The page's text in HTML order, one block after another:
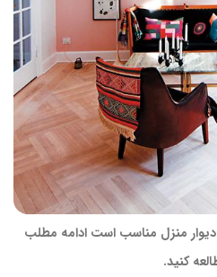
منزل مناسب است ادامه مطلب
کنید.